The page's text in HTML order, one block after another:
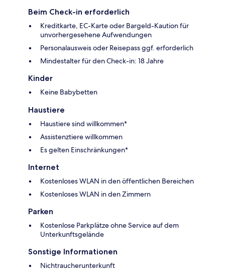
Beim Check-in erforderlich
Kreditkarte, EC-Karte oder Bargeld-Kaution für
unvorhergesehene Aufwendungen
Personalausweis oder Reisepass ggf. erforderlich
Mindestalter für den Check-in: 18 Jahre
Kinder
Keine Babybetten
Haustiere
Haustiere sind willkommen*
Assistenztiere willkommen
Es gelten Einschränkungen*
Internet
Kostenloses WLAN in den öffentlichen Bereichen
Kostenloses WLAN in den Zimmern
Parken
Kostenlose Parkplätze ohne Service auf dem
Unterkunftsgelände
Sonstige Informationen
Nichtraucherunterkunft